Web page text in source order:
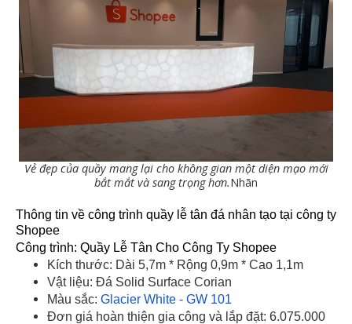
Vẻ đẹp của quầy mang lại cho không gian một diện mạo mới
bắt mắt và sang trọng hơn.Nhãn
Thông tin về công trình quầy lễ tân đá nhân tạo tại công ty
Shopee
Công trình: Quầy Lễ Tân Cho Công Ty Shopee
Kích thước: Dài 5,7m * Rộng 0,9m * Cao 1,1m
Vật liệu: Đá Solid Surface Corian
Màu sắc: Glacier White - GW 101
Đơn giá hoàn thiện gia công và lắp đặt: 6.075.000